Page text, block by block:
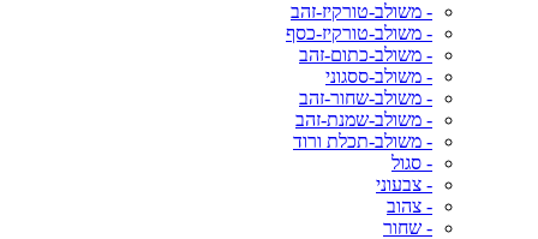
- משולב-טורקיז-זהב
- משולב-טורקיז-כסף
- משולב-כתום-זהב
- משולב-ססגוני
- משולב-שחור-זהב
- משולב-שמנת-זהב
- משולב-תכלת ורוד
- סגול
- צבעוני
- צהוב
- שחור